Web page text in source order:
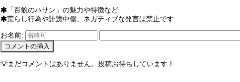
「百貌のハサン」の魅力や特徴など
荒らし行為や誹謗中傷、ネガティブな発言は禁止です
お名前:
💡まだコメントはありません。投稿お待ちしています！